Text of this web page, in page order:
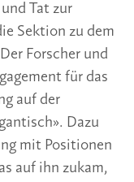
Tat zur
Sektion zu dem
Forscher und
für das
auf der
Dazu
mit Positionen
auf ihn zukam,